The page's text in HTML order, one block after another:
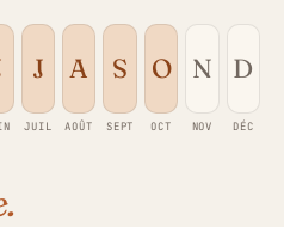
J
JUIL
A
AOÛT
S
SEPT
O
OCT
N
NOV
D
DÉC